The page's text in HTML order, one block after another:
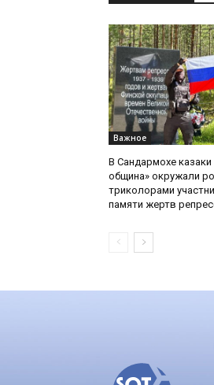
Важное
В Сандармохе казаки
община» окружали
триколорами
памяти жертв